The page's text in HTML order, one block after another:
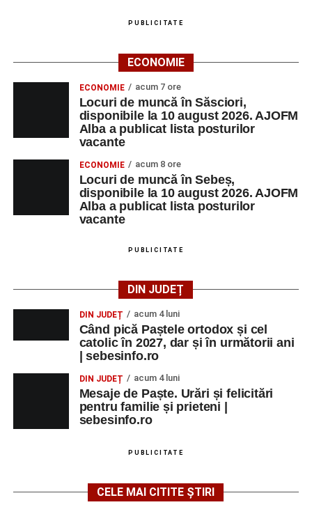
PUBLICITATE
ECONOMIE
ECONOMIE acum 7 ore
Locuri de muncă în Săsciori,
disponibile la 10 august 2026. AJOFM
Alba a publicat lista posturilor
vacante
ECONOMIE acum 8 ore
Locuri de muncă în Sebeș,
disponibile la 10 august 2026. AJOFM
Alba a publicat lista posturilor
vacante
PUBLICITATE
DIN JUDEȚ
DIN JUDEȚ acum 4 luni
Când pică Paștele ortodox și cel
catolic în 2027, dar și în următorii ani
| sebesinfo.ro
DIN JUDEȚ acum 4 luni
Mesaje de Paște. Urări și felicitări
pentru familie și prieteni |
sebesinfo.ro
PUBLICITATE
CELE MAI CITITE ȘTIRI